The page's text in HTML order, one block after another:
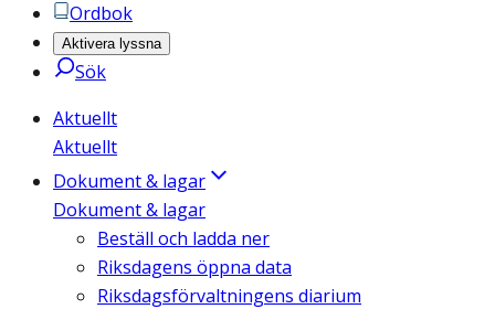
Ordbok
Aktivera lyssna
Sök
Aktuellt
Aktuellt
Dokument & lagar
Dokument & lagar
Beställ och ladda ner
Riksdagens öppna data
Riksdagsförvaltningens diarium